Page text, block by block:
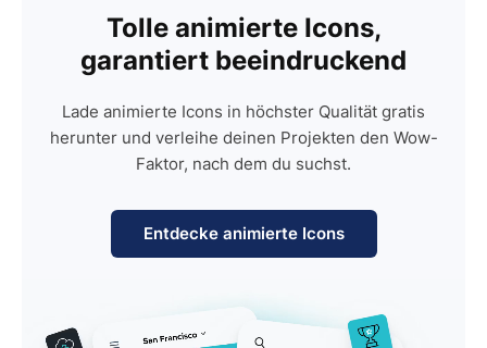
Tolle animierte Icons,
garantiert beeindruckend
Lade animierte Icons in höchster Qualität gratis
herunter und verleihe deinen Projekten den Wow-
Faktor, nach dem du suchst.
Entdecke animierte Icons